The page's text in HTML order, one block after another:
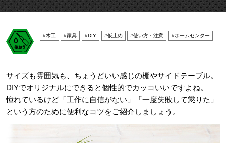
#木工 #家具 #DIY #仮止め #使い方・注意 #ホームセンター
サイズも雰囲気も、ちょうどいい感じの棚やサイドテーブル。
DIYでオリジナルにできると個性的でカッコいいですよね。
憧れているけど「工作に自信がない」「一度失敗して懲りた」
という方のために便利なコツをご紹介しましょう。